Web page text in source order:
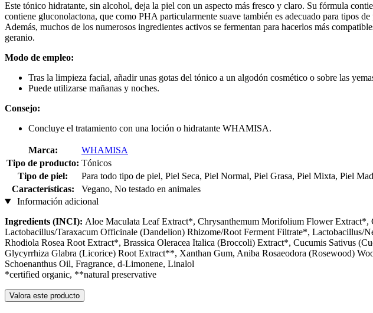
Este tónico hidratante, sin alcohol, deja la piel con un aspecto más fresco y claro. Su fórmula
contiene gluconolactona, que como PHA particularmente suave también es adecuado para tipos
Además, muchos de los numerosos ingredientes activos se fermentan para hacerlos más
geranio.
Modo de empleo:
Tras la limpieza facial, añadir unas gotas del tónico a un algodón cosmético o sobre las
Puede utilizarse mañanas y noches.
Consejo:
Concluye el tratamiento con una loción o hidratante WHAMISA.
Marca:
WHAMISA
Tipo de producto: Tónicos
Tipo de piel:
Para todo tipo de piel, Piel Seca, Piel Normal, Piel Grasa, Piel Mixta, Piel
Características:
Vegano, No testado en animales
Información adicional
Ingredients (INCI): Aloe Maculata Leaf Extract*, Chrysanthemum Morifolium Flower Extract*,
Lactobacillus/Taraxacum Officinale (Dandelion) Rhizome/Root Ferment Filtrate*,
Rhodiola Rosea Root Extract*, Brassica Oleracea Italica (Broccoli) Extract*, Cucumis Sativus
Glycyrrhiza Glabra (Licorice) Root Extract**, Xanthan Gum, Aniba Rosaeodora (Rosewood)
Schoenanthus Oil, Fragrance, d-Limonene, Linalol
*certified organic, **natural preservative
Valora este producto